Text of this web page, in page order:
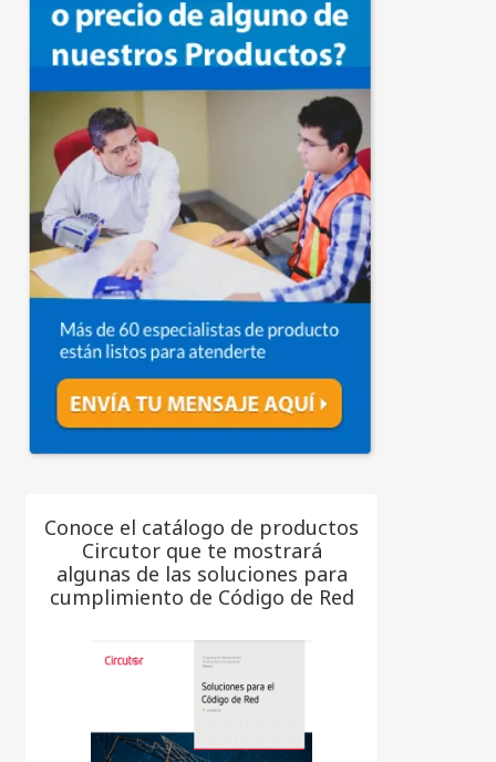
Conoce el catálogo de productos
Circutor que te mostrará
algunas de las soluciones para
cumplimiento de Código de Red